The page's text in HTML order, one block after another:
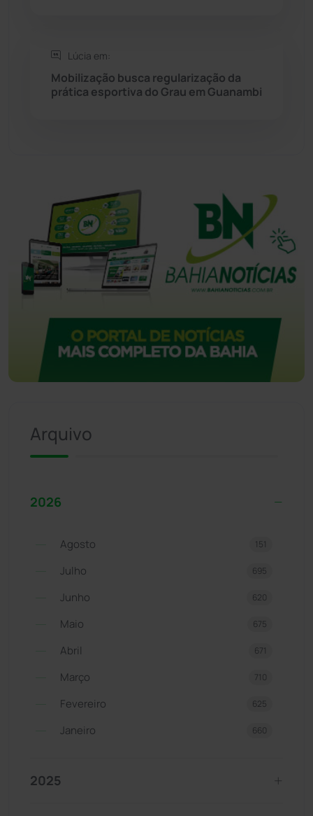
Lúcia em:
Mobilização busca regularização da
prática esportiva do Grau em Guanambi
Arquivo
2026
Agosto 151
Julho 695
Junho 620
Maio 675
Abril 671
Março 710
Fevereiro 625
Janeiro 660
2025